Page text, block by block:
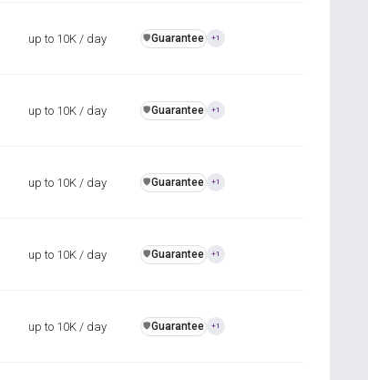
up to 10K / day ️🛡️Guarantee +1
up to 10K / day ️🛡️Guarantee +1
up to 10K / day ️🛡️Guarantee +1
up to 10K / day ️🛡️Guarantee +1
up to 10K / day ️🛡️Guarantee +1